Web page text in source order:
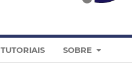
TUTORIAIS SOBRE